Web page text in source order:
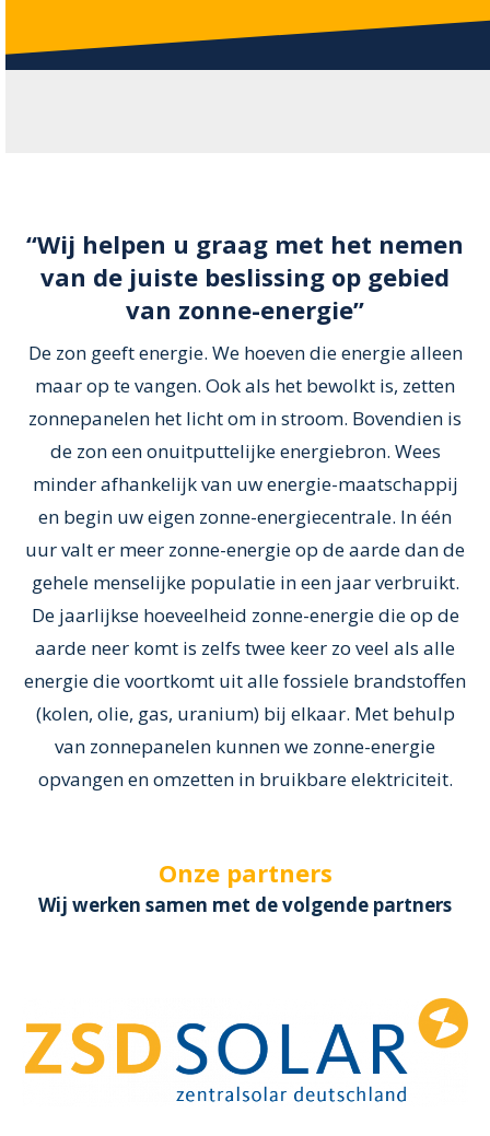
“Wij helpen u graag met het nemen
van de juiste beslissing op gebied
van zonne-energie”
De zon geeft energie. We hoeven die energie alleen
maar op te vangen. Ook als het bewolkt is, zetten
zonnepanelen het licht om in stroom. Bovendien is
de zon een onuitputtelijke energiebron. Wees
minder afhankelijk van uw energie-maatschappij
en begin uw eigen zonne-energiecentrale. In één
uur valt er meer zonne-energie op de aarde dan de
gehele menselijke populatie in een jaar verbruikt.
De jaarlijkse hoeveelheid zonne-energie die op de
aarde neer komt is zelfs twee keer zo veel als alle
energie die voortkomt uit alle fossiele brandstoffen
(kolen, olie, gas, uranium) bij elkaar. Met behulp
van zonnepanelen kunnen we zonne-energie
opvangen en omzetten in bruikbare elektriciteit.
Onze partners
Wij werken samen met de volgende partners